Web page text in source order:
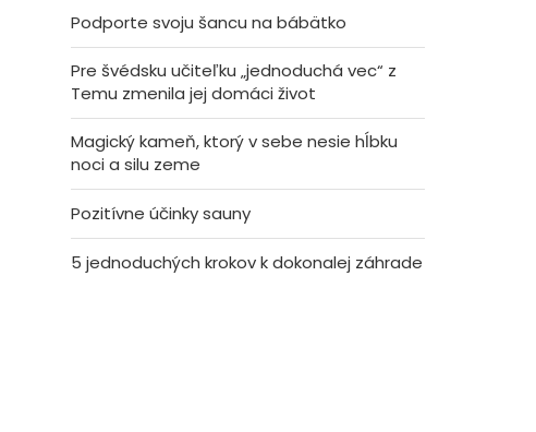
Podporte svoju šancu na bábätko
Pre švédsku učiteľku „jednoduchá vec“ z
Temu zmenila jej domáci život
Magický kameň, ktorý v sebe nesie hĺbku
noci a silu zeme
Pozitívne účinky sauny
5 jednoduchých krokov k dokonalej záhrade